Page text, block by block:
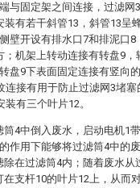
与固定架之间连接，过滤网
装有若干斜管13，斜管13呈
壁开设有排水口7和排泥口8
；机架上转动连接有转盘9，
盘9下表面固定连接有竖向
连接有用于防止过滤网3堵塞
有三个叶片12。
4中倒入废水，启动电机1
作用下能够将过滤筒4中的
在过滤筒4内；随着废水从
支杆10的叶片12上，从而